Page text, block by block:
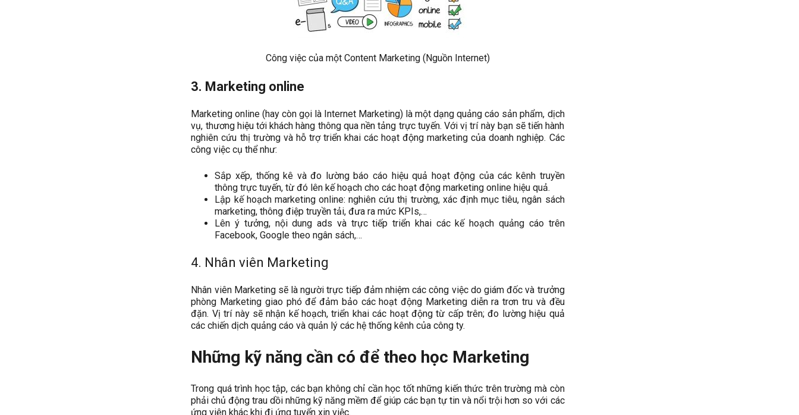
Công việc của một Content Marketing (Nguồn Internet)
3. Marketing online
Marketing online (hay còn gọi là Internet Marketing) là một dạng quảng cáo sản phẩm, dịch
vụ, thương hiệu tới khách hàng thông qua nền tảng trực tuyến. Với vị trí này bạn sẽ tiến hành
nghiên cứu thị trường và hỗ trợ triển khai các hoạt động marketing của doanh nghiệp. Các
công việc cụ thể như:
Sắp xếp, thống kê và đo lường báo cáo hiệu quả hoạt động của các kênh truyền
thông trực tuyến, từ đó lên kế hoạch cho các hoạt động marketing online hiệu quả.
Lập kế hoạch marketing online: nghiên cứu thị trường, xác định mục tiêu, ngân sách
marketing, thông điệp truyền tải, đưa ra mức KPIs,…
Lên ý tưởng, nội dung ads và trực tiếp triển khai các kế hoạch quảng cáo trên
Facebook, Google theo ngân sách,…
4. Nhân viên Marketing
Nhân viên Marketing sẽ là người trực tiếp đảm nhiệm các công việc do giám đốc và trưởng
phòng Marketing giao phó để đảm bảo các hoạt động Marketing diễn ra trơn tru và đều
đặn. Vị trí này sẽ nhận kế hoạch, triển khai các hoạt động từ cấp trên; đo lường hiệu quả
các chiến dịch quảng cáo và quản lý các hệ thống kênh của công ty.
Những kỹ năng cần có để theo học Marketing
Trong quá trình học tập, các bạn không chỉ cần học tốt những kiến thức trên trường mà còn
phải chủ động trau dồi những kỹ năng mềm để giúp các bạn tự tin và nổi trội hơn so với các
ứng viên khác khi đi ứng tuyển xin việc.